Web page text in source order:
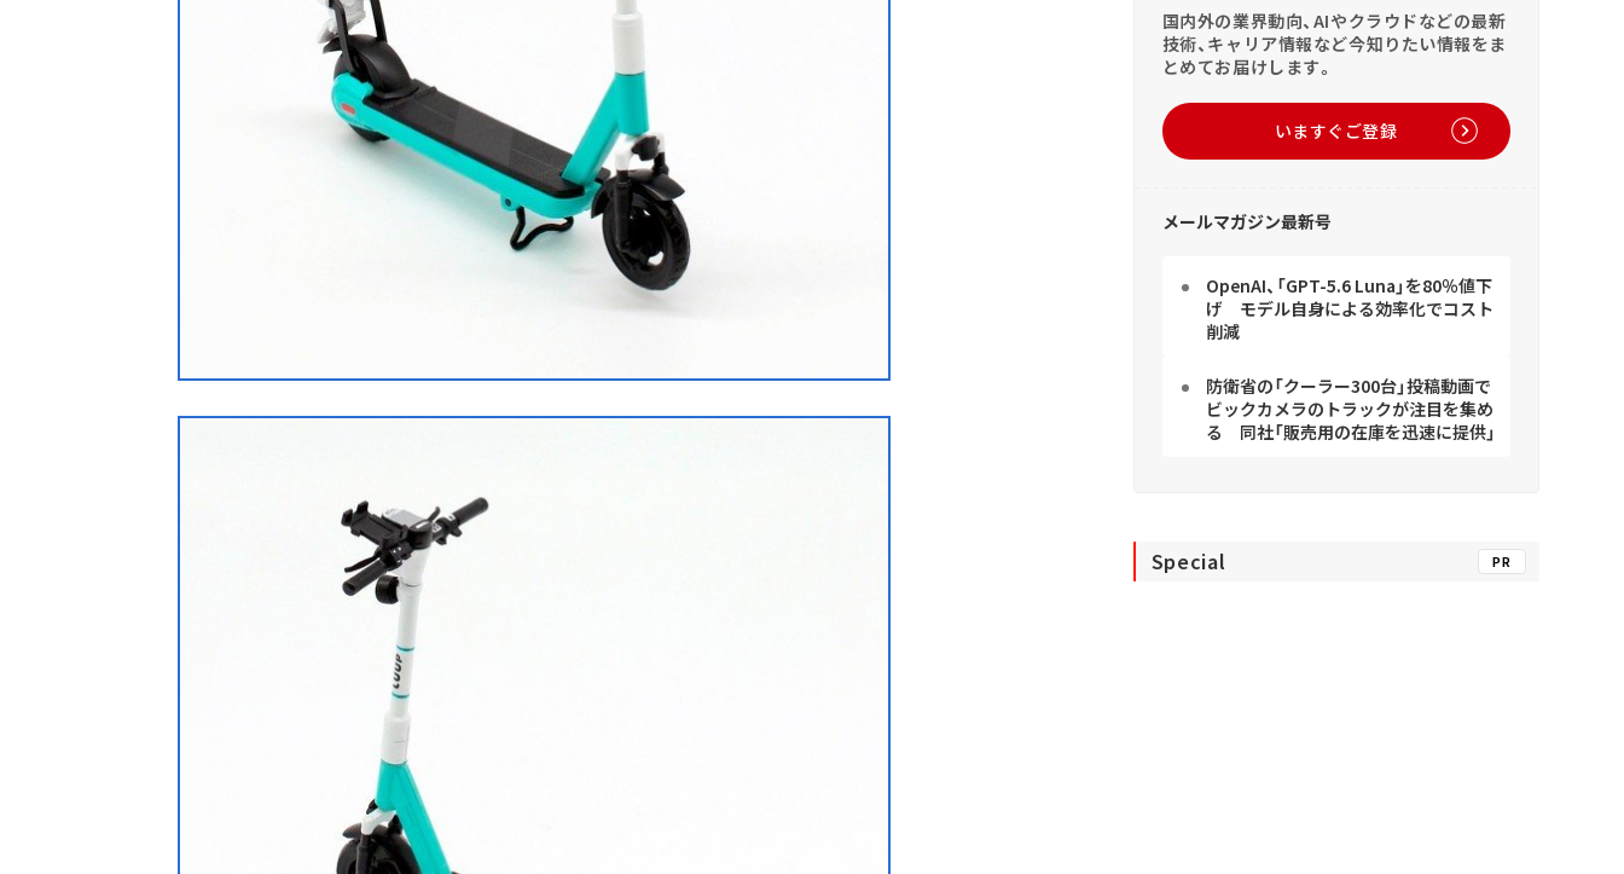
国内外の業界動向、AIやクラウドなどの最新
技術、キャリア情報など今知りたい情報をま
とめてお届けします。
いますぐご登録
メールマガジン最新号
OpenAI、「GPT-5.6 Luna」を80％値下
げ モデル自身による効率化でコスト
削減
防衛省の「クーラー300台」投稿動画で
ビックカメラのトラックが注目を集め
る 同社「販売用の在庫を迅速に提供」
Special PR